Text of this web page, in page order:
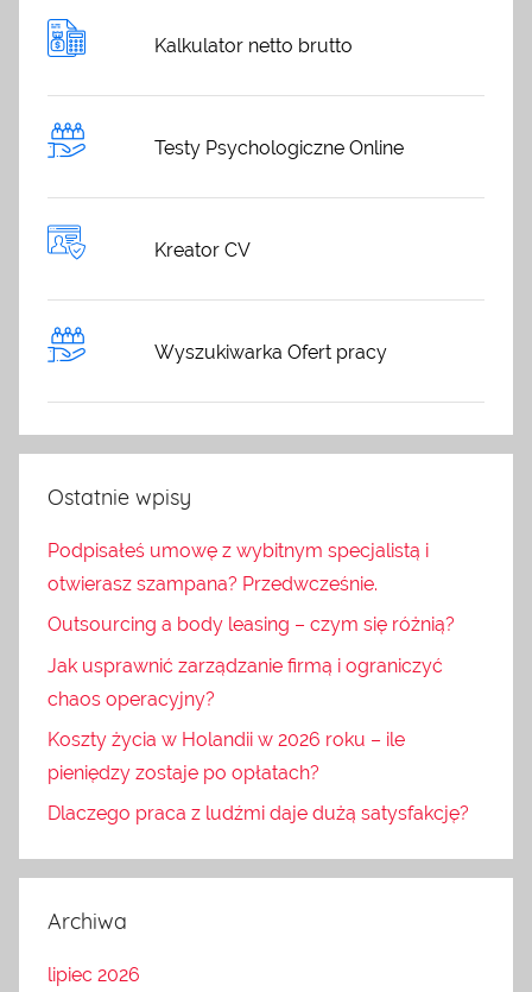
Kalkulator netto brutto
Testy Psychologiczne Online
Kreator CV
Wyszukiwarka Ofert pracy
Ostatnie wpisy
Podpisałeś umowę z wybitnym specjalistą i
otwierasz szampana? Przedwcześnie.
Outsourcing a body leasing – czym się różnią?
Jak usprawnić zarządzanie firmą i ograniczyć
chaos operacyjny?
Koszty życia w Holandii w 2026 roku – ile
pieniędzy zostaje po opłatach?
Dlaczego praca z ludźmi daje dużą satysfakcję?
Archiwa
lipiec 2026